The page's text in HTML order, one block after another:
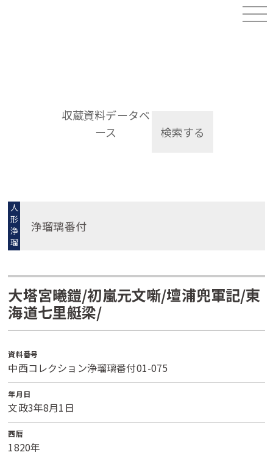
収蔵資料データベ
ース
検索する
人
形
浄
瑠
璃
浄瑠璃番付
大塔宮曦鎧/初嵐元文噺/壇浦兜軍記/東
海道七里艇梁/
資料番号
中西コレクション浄瑠璃番付01-075
年月日
文政3年8月1日
西暦
1820年